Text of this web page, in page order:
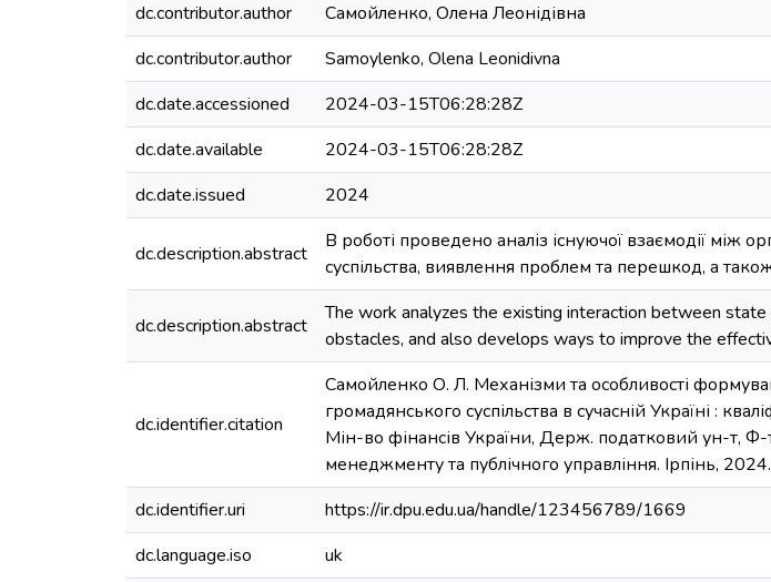
dc.contributor.author
Самойленко, Олена Леонідівна
dc.contributor.author
Samoylenko, Olena Leonidivna
dc.date.accessioned
2024-03-15T06:28:28Z
dc.date.available
2024-03-15T06:28:28Z
dc.date.issued
2024
dc.description.abstract
В роботі проведено аналіз існуючої взаємодії між
суспільства, виявлення проблем та перешкод, а
dc.description.abstract
The work analyzes the existing interaction between
obstacles, and also develops ways to improve the
dc.identifier.citation
Самойленко О. Л. Механізми та особливості
громадянського суспільства в сучасній Україні :
Мін-во фінансів України, Держ. податковий ун-т, Ф-т
менеджменту та публічного управління. Ірпінь,
dc.identifier.uri
https://ir.dpu.edu.ua/handle/123456789/1669
dc.language.iso
uk